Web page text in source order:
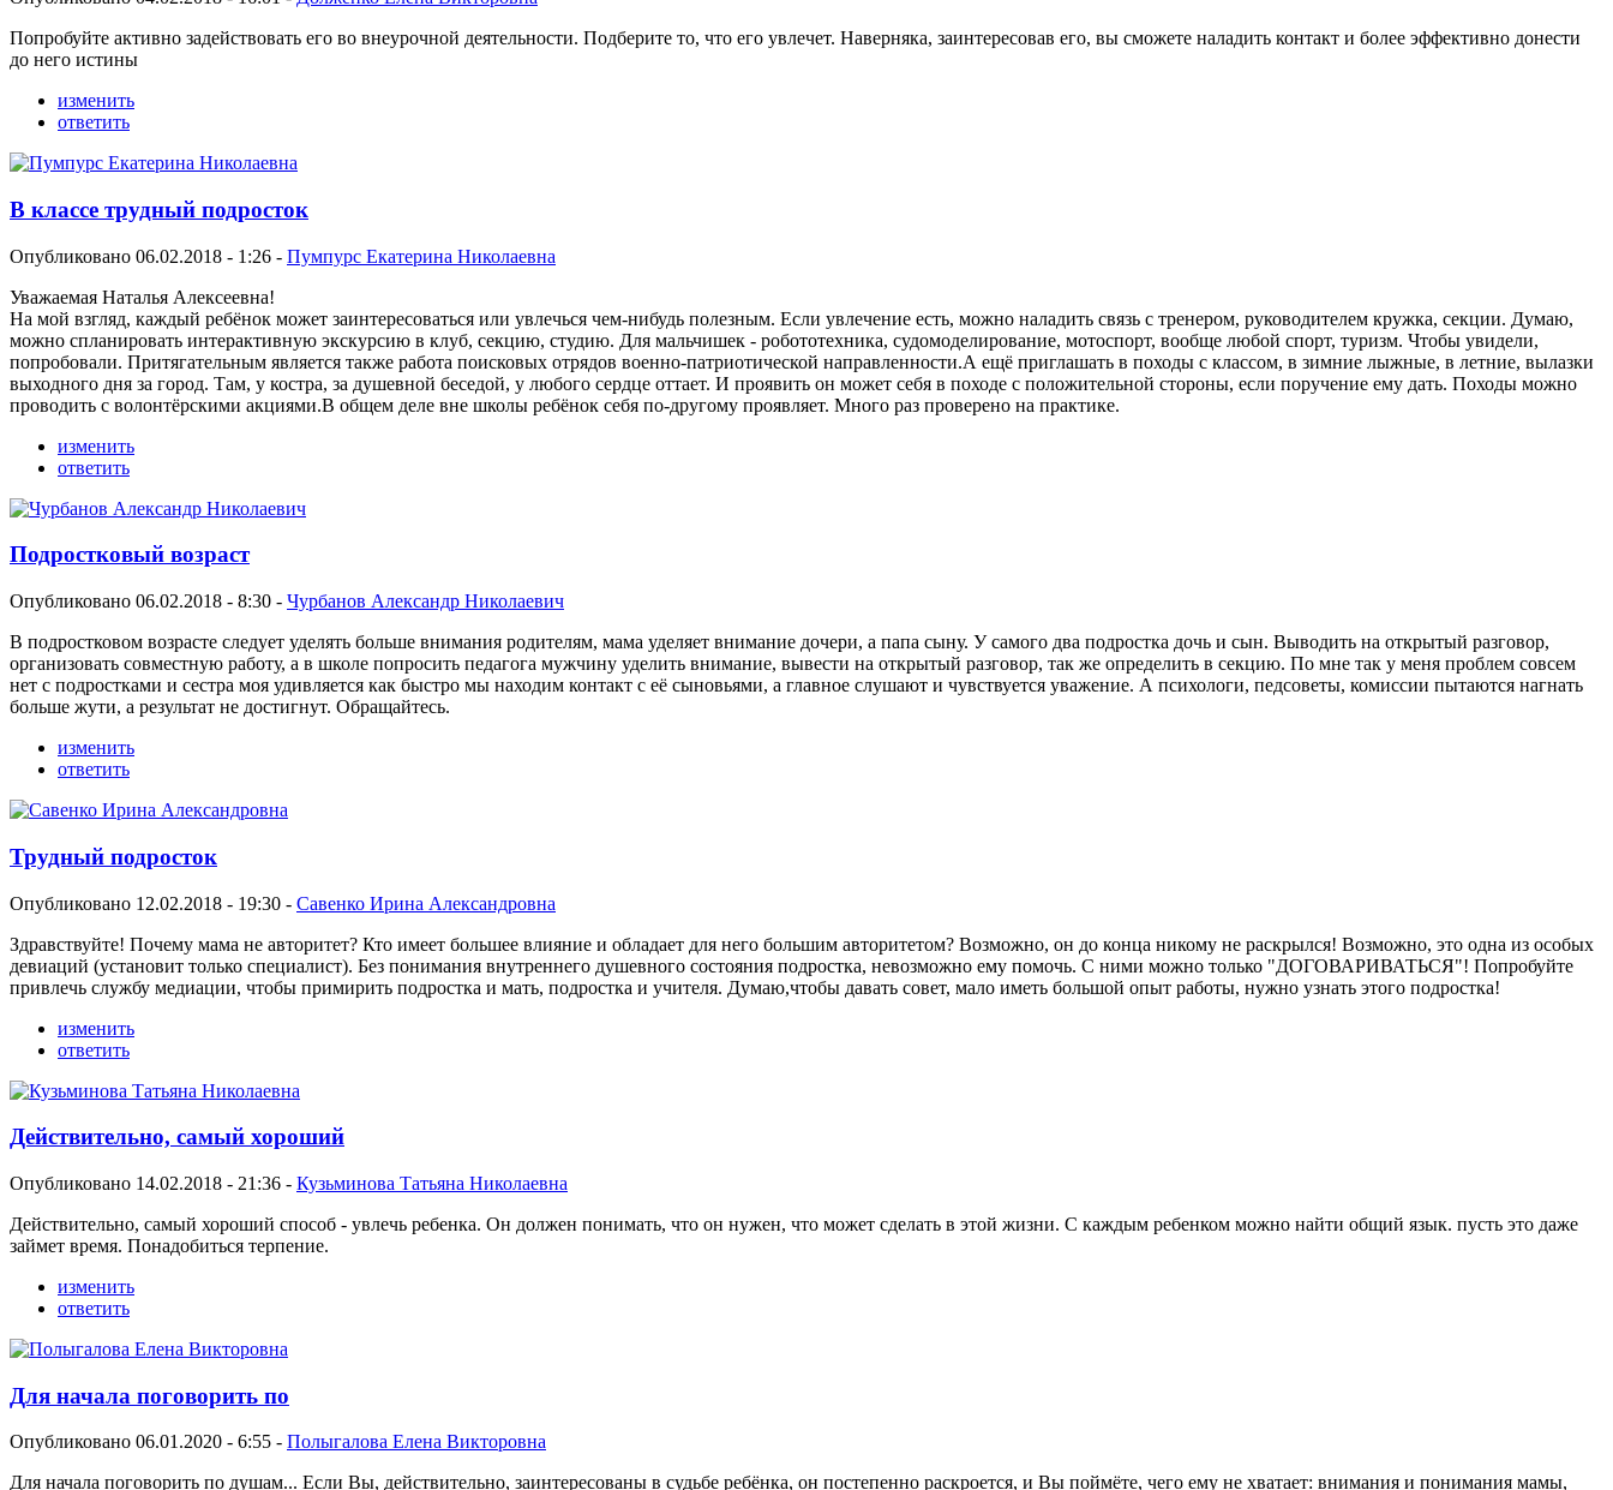
Попробуйте активно задействовать его во внеурочной деятельности. Подберите то, что его увлечет. Наверняка, заинтересовав его, вы сможете наладить контакт и более эффективно донести
до него истины
изменить
ответить
В классе трудный подросток
Опубликовано 06.02.2018 - 1:26 - Пумпурс Екатерина Николаевна
Уважаемая Наталья Алексеевна!
На мой взгляд, каждый ребёнок может заинтересоваться или увлечься чем-нибудь полезным. Если увлечение есть, можно наладить связь с тренером, руководителем кружка, секции. Думаю,
можно спланировать интерактивную экскурсию в клуб, секцию, студию. Для мальчишек - робототехника, судомоделирование, мотоспорт, вообще любой спорт, туризм. Чтобы увидели,
попробовали. Притягательным является также работа поисковых отрядов военно-патриотической направленности.А ещё приглашать в походы с классом, в зимние лыжные, в летние, вылазки
выходного дня за город. Там, у костра, за душевной беседой, у любого сердце оттает. И проявить он может себя в походе с положительной стороны, если поручение ему дать. Походы можно
проводить с волонтёрскими акциями.В общем деле вне школы ребёнок себя по-другому проявляет. Много раз проверено на практике.
изменить
ответить
Подростковый возраст
Опубликовано 06.02.2018 - 8:30 - Чурбанов Александр Николаевич
В подростковом возрасте следует уделять больше внимания родителям, мама уделяет внимание дочери, а папа сыну. У самого два подростка дочь и сын. Выводить на открытый разговор,
организовать совместную работу, а в школе попросить педагога мужчину уделить внимание, вывести на открытый разговор, так же определить в секцию. По мне так у меня проблем совсем
нет с подростками и сестра моя удивляется как быстро мы находим контакт с её сыновьями, а главное слушают и чувствуется уважение. А психологи, педсоветы, комиссии пытаются нагнать
больше жути, а результат не достигнут. Обращайтесь.
изменить
ответить
Трудный подросток
Опубликовано 12.02.2018 - 19:30 - Савенко Ирина Александровна
Здравствуйте! Почему мама не авторитет? Кто имеет большее влияние и обладает для него большим авторитетом? Возможно, он до конца никому не раскрылся! Возможно, это одна из особых
девиаций (установит только специалист). Без понимания внутреннего душевного состояния подростка, невозможно ему помочь. С ними можно только "ДОГОВАРИВАТЬСЯ"! Попробуйте
привлечь службу медиации, чтобы примирить подростка и мать, подростка и учителя. Думаю,чтобы давать совет, мало иметь большой опыт работы, нужно узнать этого подростка!
изменить
ответить
Действительно, самый хороший
Опубликовано 14.02.2018 - 21:36 - Кузьминова Татьяна Николаевна
Действительно, самый хороший способ - увлечь ребенка. Он должен понимать, что он нужен, что может сделать в этой жизни. С каждым ребенком можно найти общий язык. пусть это даже
займет время. Понадобиться терпение.
изменить
ответить
Для начала поговорить по
Опубликовано 06.01.2020 - 6:55 - Полыгалова Елена Викторовна
Для начала поговорить по душам... Если Вы, действительно, заинтересованы в судьбе ребёнка, он постепенно раскроется, и Вы поймёте, чего ему не хватает: внимания и понимания мамы,